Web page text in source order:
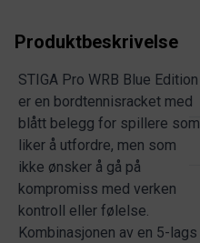
Produktbeskrivelse
STIGA Pro WRB Blue Edition
er en bordtennisracket med
blått belegg for spillere som
liker å utfordre, men som
ikke ønsker å gå på
kompromiss med verken
kontroll eller følelse.
Kombinasjonen av en 5-lags